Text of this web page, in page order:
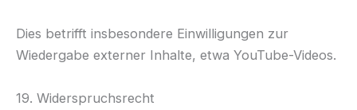
Dies betrifft insbesondere Einwilligungen zur
Wiedergabe externer Inhalte, etwa YouTube-Videos.
19. Widerspruchsrecht